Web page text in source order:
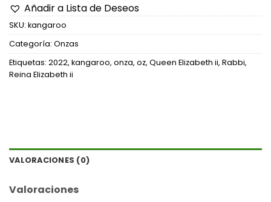
Añadir a Lista de Deseos
SKU: kangaroo
Categoría: Onzas
Etiquetas: 2022, kangaroo, onza, oz, Queen Elizabeth ii, Rabbi,
Reina Elizabeth ii
VALORACIONES (0)
Valoraciones